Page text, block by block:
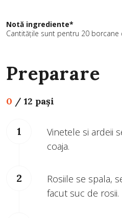
Notă ingrediente*
Cantitățile sunt pentru 20 borcane
Preparare
0 / 12 pași
Vinetele si ardeii
coaja.
Rosiile se spala,
facut suc de rosii.